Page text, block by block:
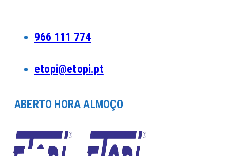
966 111 774
etopi@etopi.pt
ABERTO HORA ALMOÇO